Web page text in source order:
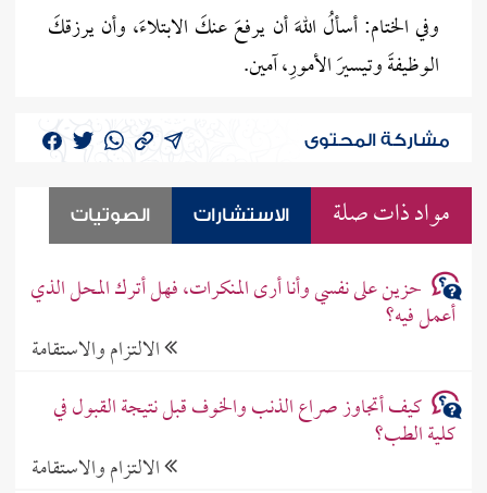
وفي الختام: أسألُ اللهَ أن يرفعَ عنكَ الابتلاءَ، وأن يرزقكَ
الوظيفةَ وتيسيرَ الأمورِ، آمين.
مشاركة المحتوى
مواد ذات صلة الاستشارات الصوتيات
حزين على نفسي وأنا أرى المنكرات، فهل أترك المحل الذي
أعمل فيه؟
الالتزام والاستقامة
كيف أتجاوز صراع الذنب والخوف قبل نتيجة القبول في
كلية الطب؟
الالتزام والاستقامة